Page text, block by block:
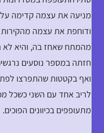
מניעה את עצמה קדימה על
ודוחפת את עצמה מהקירות
מהמתח שאחז בה, והיא לא
חזתה במספר נוסעים
ואף בקטטות שהתפרצו
לריב אחד עם השני כשכל
מתעופפים בכיוונים הפוכים.